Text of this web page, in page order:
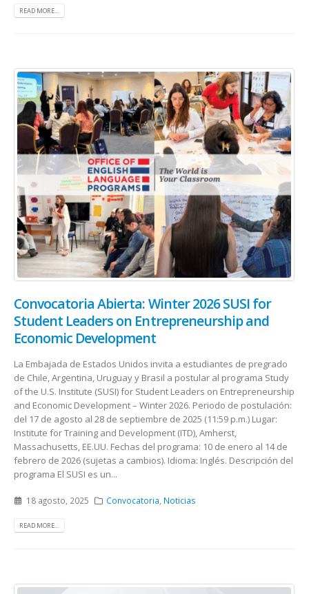
READ MORE...
Convocatoria Abierta: Winter 2026 SUSI for
Student Leaders on Entrepreneurship and
Economic Development
La Embajada de Estados Unidos invita a estudiantes de pregrado
de Chile, Argentina, Uruguay y Brasil a postular al programa Study
of the U.S. Institute (SUSI) for Student Leaders on Entrepreneurship
and Economic Development – Winter 2026. Periodo de postulación:
del 17 de agosto al 28 de septiembre de 2025 (11:59 p.m.) Lugar:
Institute for Training and Development (ITD), Amherst,
Massachusetts, EE.UU. Fechas del programa: 10 de enero al 14 de
febrero de 2026 (sujetas a cambios). Idioma: Inglés. Descripción del
programa El SUSI es un...
18 agosto, 2025 Convocatoria, Noticias
READ MORE...